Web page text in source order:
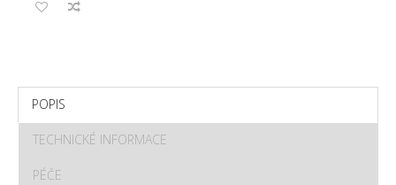
POPIS
TECHNICKÉ INFORMACE
PÉČE